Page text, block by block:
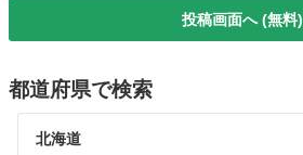
投稿画面へ (無料)
都道府県で検索
北海道